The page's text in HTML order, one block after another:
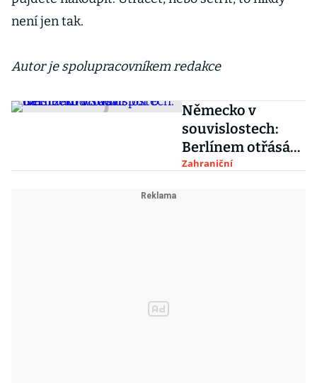
není jen tak.
Autor je spolupracovníkem redakce
Německo v
souvislostech:
Berlínem otřásá
spor o další
Zahraniční